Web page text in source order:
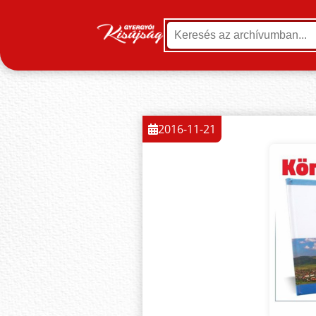
2016-11-21